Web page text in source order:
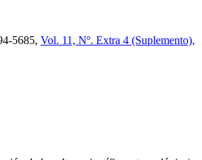
5685, Vol. 11, Nº. Extra 4 (Suplemento),